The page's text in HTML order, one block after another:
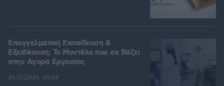
Επαγγελματική Εκπαίδευση &
Εξειδίκευση: Το Mοντέλο που σε Bάζει
στην Aγορά Eργασίας
26.07.2026, 09:54